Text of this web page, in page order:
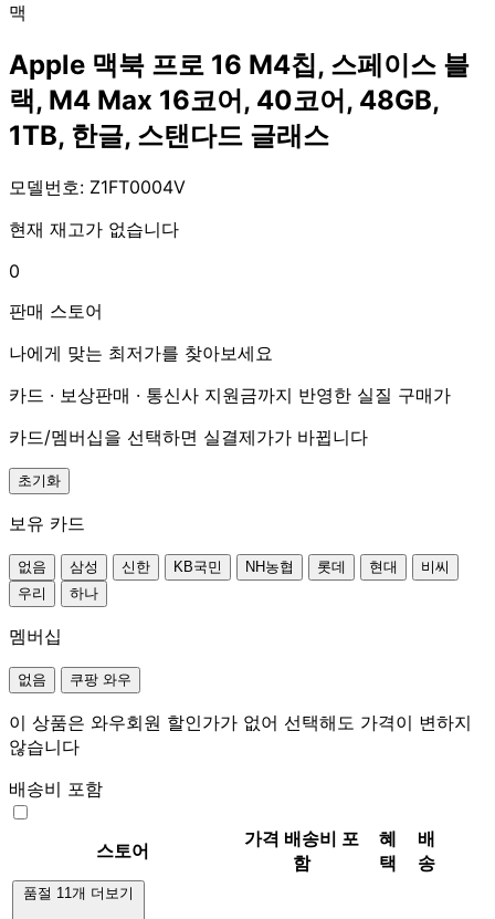
맥
Apple 맥북 프로 16 M4칩, 스페이스 블
랙, M4 Max 16코어, 40코어, 48GB,
1TB, 한글, 스탠다드 글래스
모델번호: Z1FT0004V
현재 재고가 없습니다
0
판매 스토어
나에게 맞는 최저가를 찾아보세요
카드 · 보상판매 · 통신사 지원금까지 반영한 실질 구매가
카드/멤버십을 선택하면 실결제가가 바뀝니다
초기화
보유 카드
없음 삼성 신한 KB국민 NH농협 롯데 현대
비씨
우리
하나
멤버십
없음 쿠팡 와우
이 상품은 와우회원 할인가가 없어 선택해도 가격이 변하지
않습니다
배송비 포함
스토어
가격 배송비 포
함
혜
택
배
송
품절 11개 더보기